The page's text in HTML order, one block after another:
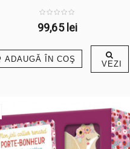
99,65 lei
ADAUGĂ ÎN COŞ VEZI